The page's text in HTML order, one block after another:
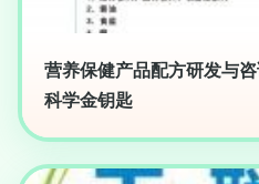
营养保健产品配方研发与
科学金钥匙